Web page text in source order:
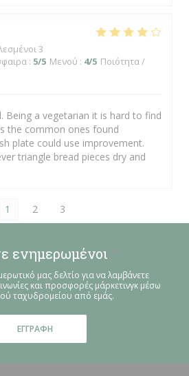
3
: 5/5 Μενού : 4/5 Ποιότητα /
Being a vegetarian it is hard to find
the common ones found
plate could use improvement.
triangle bread pieces dry and
1 2 3
ενημερωμένοι
μας δελτίο για να λαμβάνετε
και προσφορές μάρκετινγκ μέσω
ταχυδρομείου από εμάς.
ΕΓΓΡΑΦΉ